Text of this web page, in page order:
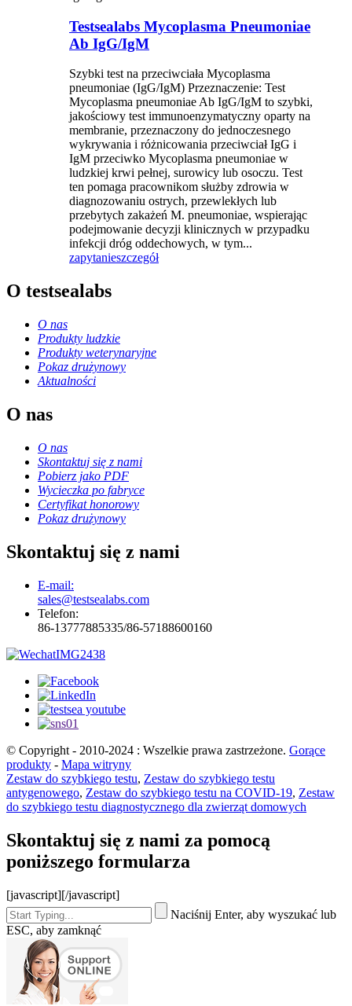
Testsealabs Mycoplasma Pneumoniae
Ab IgG/IgM
Szybki test na przeciwciała Mycoplasma
pneumoniae (IgG/IgM) Przeznaczenie: Test
Mycoplasma pneumoniae Ab IgG/IgM to szybki,
jakościowy test immunoenzymatyczny oparty na
membranie, przeznaczony do jednoczesnego
wykrywania i różnicowania przeciwciał IgG i
IgM przeciwko Mycoplasma pneumoniae w
ludzkiej krwi pełnej, surowicy lub osoczu. Test
ten pomaga pracownikom służby zdrowia w
diagnozowaniu ostrych, przewlekłych lub
przebytych zakażeń M. pneumoniae, wspierając
podejmowanie decyzji klinicznych w przypadku
infekcji dróg oddechowych, w tym...
zapytanieszczegół
O testsealabs
O nas
Produkty ludzkie
Produkty weterynaryjne
Pokaz drużynowy
Aktualności
O nas
O nas
Skontaktuj się z nami
Pobierz jako PDF
Wycieczka po fabryce
Certyfikat honorowy
Pokaz drużynowy
Skontaktuj się z nami
E-mail:
sales@testsealabs.com
Telefon:
86-13777885335/86-57188600160
© Copyright - 2010-2024 : Wszelkie prawa zastrzeżone. Gorące
produkty - Mapa witryny
Zestaw do szybkiego testu, Zestaw do szybkiego testu
antygenowego, Zestaw do szybkiego testu na COVID-19, Zestaw
do szybkiego testu diagnostycznego dla zwierząt domowych
Skontaktuj się z nami za pomocą
poniższego formularza
[javascript][/javascript]
Naciśnij Enter, aby wyszukać lub
ESC, aby zamknąć